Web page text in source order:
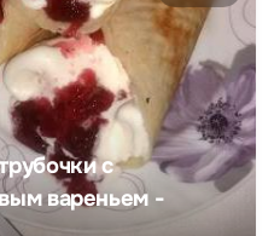
с
вареньем -